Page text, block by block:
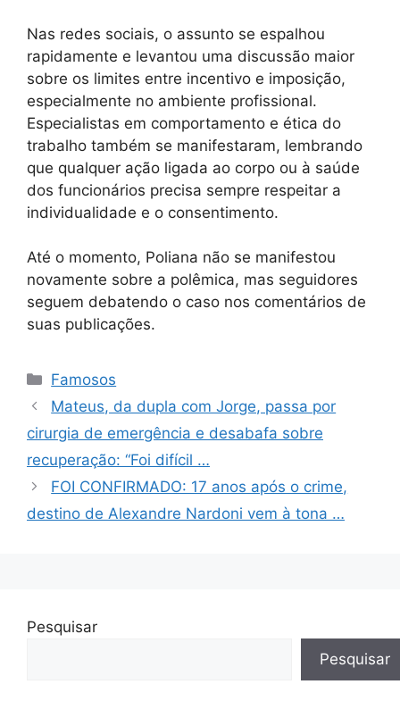
Nas redes sociais, o assunto se espalhou
rapidamente e levantou uma discussão maior
sobre os limites entre incentivo e imposição,
especialmente no ambiente profissional.
Especialistas em comportamento e ética do
trabalho também se manifestaram, lembrando
que qualquer ação ligada ao corpo ou à saúde
dos funcionários precisa sempre respeitar a
individualidade e o consentimento.
Até o momento, Poliana não se manifestou
novamente sobre a polêmica, mas seguidores
seguem debatendo o caso nos comentários de
suas publicações.
Categorias
Famosos
Mateus, da dupla com Jorge, passa por
cirurgia de emergência e desabafa sobre
recuperação: “Foi difícil …
FOI CONFIRMADO: 17 anos após o crime,
destino de Alexandre Nardoni vem à tona …
Pesquisar
Pesquisar